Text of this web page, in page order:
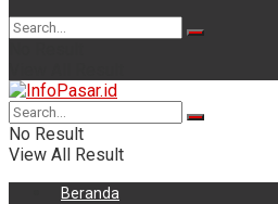
No Result
View All Result
Beranda